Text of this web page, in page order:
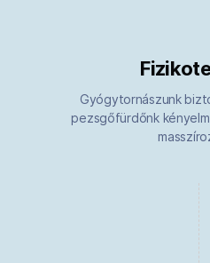
Gyógytornászunk
pezsgőfürdőnk